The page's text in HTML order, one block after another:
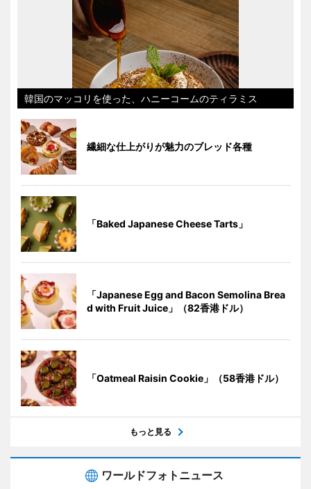
韓国のマッコリを使った、ハニーコームのティラミス
繊細な仕上がりが魅力のブレッド各種
「Baked Japanese Cheese Tarts」
「Japanese Egg and Bacon Semolina Brea
d with Fruit Juice」（82香港ドル）
「Oatmeal Raisin Cookie」（58香港ドル）
もっと見る
ワールドフォトニュース